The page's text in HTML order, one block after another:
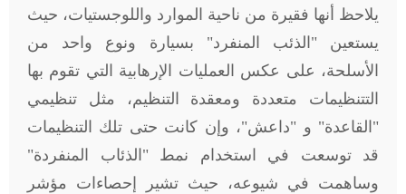
يلاحظ أنها فقيرة من ناحية الموارد واللوجستيات، حيث
يستعين "الذئب المنفرد" بسيارة ونوع واحد من
الأسلحة، على عكس العمليات الإرهابية التي تقوم بها
التتنظيمات متعددة ومعقدة التنظيم، مثل تنظيمي
"القاعدة" و "داعش"، وإن كانت حتى تلك التنظيمات
قد توسعت في استخدام نمط "الذئاب المنفردة"
وساهمت في شيوعه، حيث تشير إحصاءات مؤشر